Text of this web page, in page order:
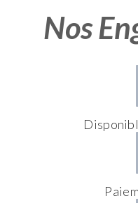
Nos